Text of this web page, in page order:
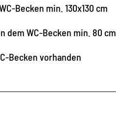
Becken min. 130x130 cm
dem WC-Becken min. 80 cm
Becken vorhanden